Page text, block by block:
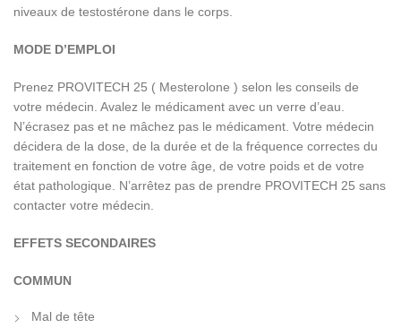
niveaux de testostérone dans le corps.
MODE D’EMPLOI
Prenez PROVITECH 25 ( Mesterolone ) selon les conseils de
votre médecin. Avalez le médicament avec un verre d’eau.
N’écrasez pas et ne mâchez pas le médicament. Votre médecin
décidera de la dose, de la durée et de la fréquence correctes du
traitement en fonction de votre âge, de votre poids et de votre
état pathologique. N’arrêtez pas de prendre PROVITECH 25 sans
contacter votre médecin.
EFFETS SECONDAIRES
COMMUN
Mal de tête